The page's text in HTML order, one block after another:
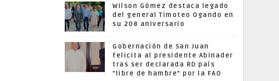
Wilson Gómez destaca legado
del general Timoteo Ogando en
su 208 aniversario
Gobernación de San Juan
felicita al presidente Abinader
tras ser declarada RD país
"libre de hambre" por la FAO